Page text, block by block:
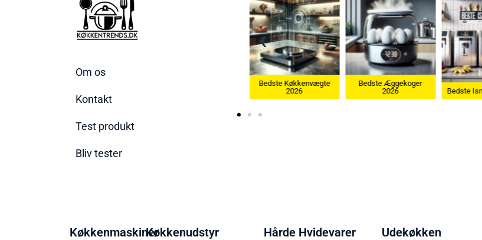
Om os
Kontakt
Test produkt
Bliv tester
Bedste Æggekoger
2026
Bedste Ismaskine 2026
Bedste
KøkkenmaskinerKøkkenudstyr Hårde Hvidevarer Udekøkken